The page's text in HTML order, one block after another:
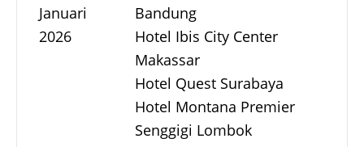
Januari
2026
Bandung
Hotel Ibis City Center
Makassar
Hotel Quest Surabaya
Hotel Montana Premier
Senggigi Lombok